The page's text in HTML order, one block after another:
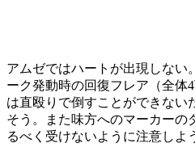
アムゼではハートが出現しない
ーク発動時の回復フレア（全体
は直殴りで倒すことができない
そう。また味方へのマーカーの
るべく受けないように注意しよ